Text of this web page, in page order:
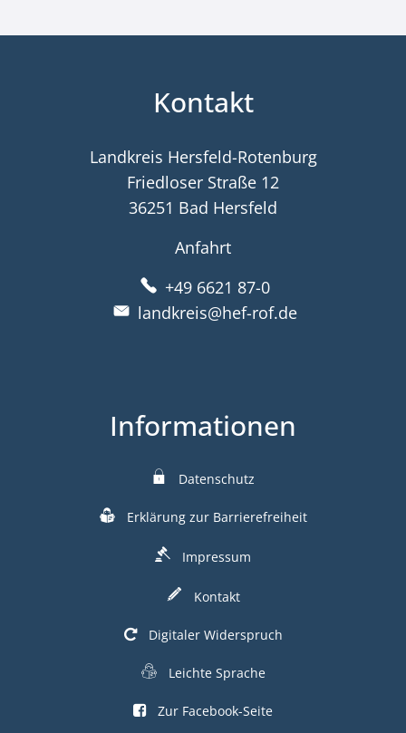
Kontakt
Landkreis Hersfeld-Rotenburg
Friedloser Straße 12
36251 Bad Hersfeld
Anfahrt
+49 6621 87-0
landkreis@hef-rof.de
Informationen
Datenschutz
Erklärung zur Barrierefreiheit
Impressum
Kontakt
Digitaler Widerspruch
Leichte Sprache
Zur Facebook-Seite